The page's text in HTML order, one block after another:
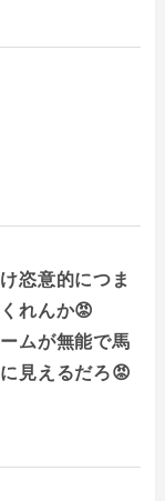
恣意的につま
れんか😡
ムが無能で馬
見えるだろ😡